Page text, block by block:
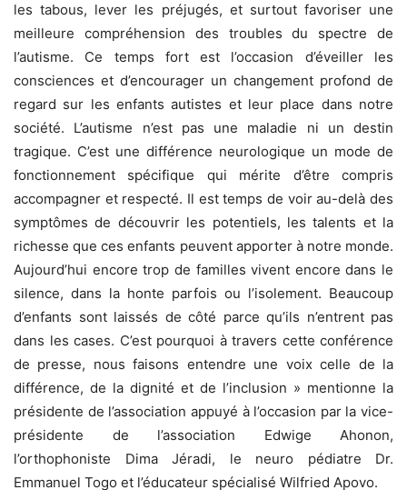
les tabous, lever les préjugés, et surtout favoriser une
meilleure compréhension des troubles du spectre de
l’autisme. Ce temps fort est l’occasion d’éveiller les
consciences et d’encourager un changement profond de
regard sur les enfants autistes et leur place dans notre
société. L’autisme n’est pas une maladie ni un destin
tragique. C’est une différence neurologique un mode de
fonctionnement spécifique qui mérite d’être compris
accompagner et respecté. Il est temps de voir au-delà des
symptômes de découvrir les potentiels, les talents et la
richesse que ces enfants peuvent apporter à notre monde.
Aujourd’hui encore trop de familles vivent encore dans le
silence, dans la honte parfois ou l’isolement. Beaucoup
d’enfants sont laissés de côté parce qu’ils n’entrent pas
dans les cases. C’est pourquoi à travers cette conférence
de presse, nous faisons entendre une voix celle de la
différence, de la dignité et de l’inclusion » mentionne la
présidente de l’association appuyé à l’occasion par la vice-
présidente de l’association Edwige Ahonon,
l’orthophoniste Dima Jéradi, le neuro pédiatre Dr.
Emmanuel Togo et l’éducateur spécialisé Wilfried Apovo.